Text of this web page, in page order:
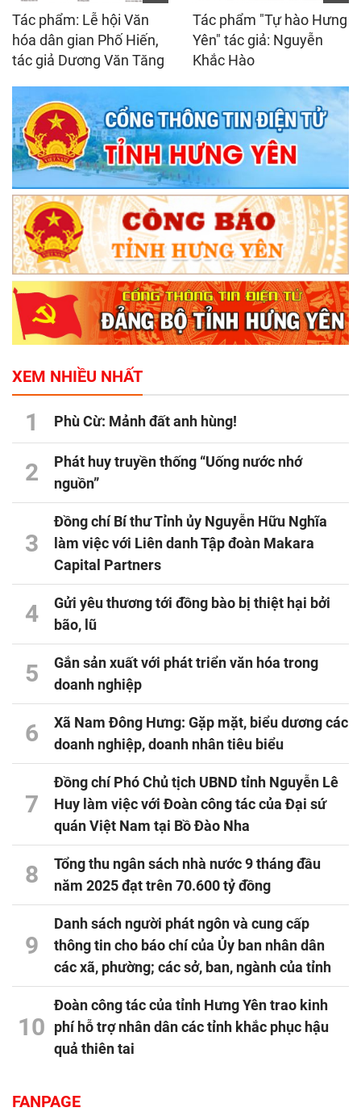
Tác phẩm: Lễ hội Văn
hóa dân gian Phố Hiến,
tác giả Dương Văn Tăng
Tác phẩm "Tự hào Hưng
Yên" tác giả: Nguyễn
Khắc Hào
XEM NHIỀU NHẤT
1 Phù Cừ: Mảnh đất anh hùng!
2
Phát huy truyền thống “Uống nước nhớ
nguồn”
3
Đồng chí Bí thư Tỉnh ủy Nguyễn Hữu Nghĩa
làm việc với Liên danh Tập đoàn Makara
Capital Partners
4
Gửi yêu thương tới đồng bào bị thiệt hại bởi
bão, lũ
5
Gắn sản xuất với phát triển văn hóa trong
doanh nghiệp
6
Xã Nam Đông Hưng: Gặp mặt, biểu dương các
doanh nghiệp, doanh nhân tiêu biểu
7
Đồng chí Phó Chủ tịch UBND tỉnh Nguyễn Lê
Huy làm việc với Đoàn công tác của Đại sứ
quán Việt Nam tại Bồ Đào Nha
8
Tổng thu ngân sách nhà nước 9 tháng đầu
năm 2025 đạt trên 70.600 tỷ đồng
9
Danh sách người phát ngôn và cung cấp
thông tin cho báo chí của Ủy ban nhân dân
các xã, phường; các sở, ban, ngành của tỉnh
10
Đoàn công tác của tỉnh Hưng Yên trao kinh
phí hỗ trợ nhân dân các tỉnh khắc phục hậu
quả thiên tai
FANPAGE